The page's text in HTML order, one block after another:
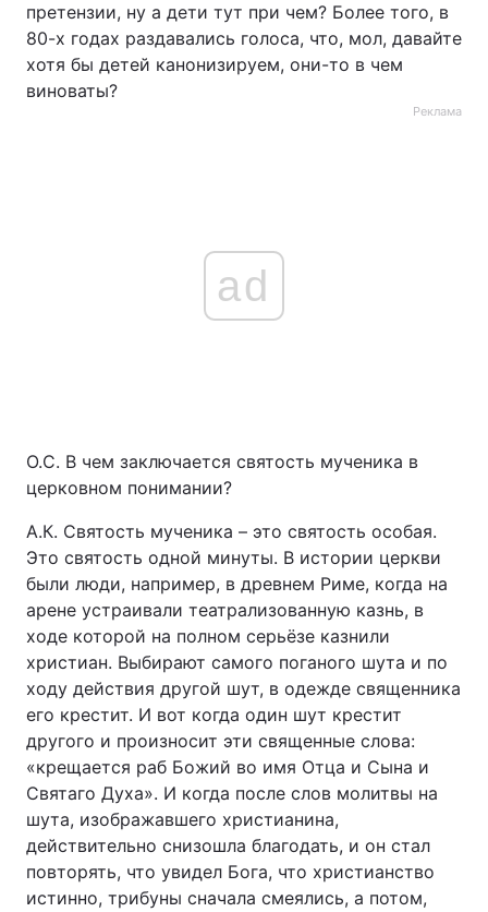
претензии, ну а дети тут при чем? Более того, в
80-х годах раздавались голоса, что, мол, давайте
хотя бы детей канонизируем, они-то в чем
виноваты?
Реклама
ad
О.С. В чем заключается святость мученика в
церковном понимании?
А.К. Святость мученика – это святость особая.
Это святость одной минуты. В истории церкви
были люди, например, в древнем Риме, когда на
арене устраивали театрализованную казнь, в
ходе которой на полном серьёзе казнили
христиан. Выбирают самого поганого шута и по
ходу действия другой шут, в одежде священника
его крестит. И вот когда один шут крестит
другого и произносит эти священные слова:
«крещается раб Божий во имя Отца и Сына и
Святаго Духа». И когда после слов молитвы на
шута, изображавшего христианина,
действительно снизошла благодать, и он стал
повторять, что увидел Бога, что христианство
истинно, трибуны сначала смеялись, а потом,